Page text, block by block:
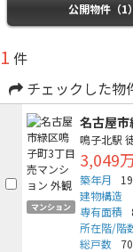
公開物件（1）
1 件
チェックした物
マンション
名古屋市
鳴子北駅
3,049
築年月
建物構造
専有面積
所在階/階
総戸数